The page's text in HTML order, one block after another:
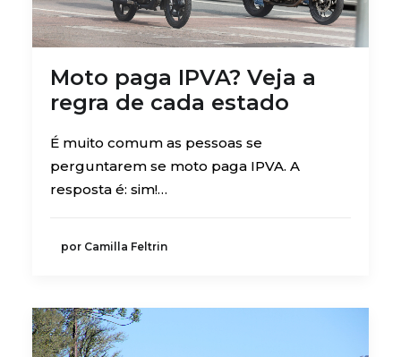
Moto paga IPVA? Veja a
regra de cada estado
É muito comum as pessoas se
perguntarem se moto paga IPVA. A
resposta é: sim!…
por Camilla Feltrin